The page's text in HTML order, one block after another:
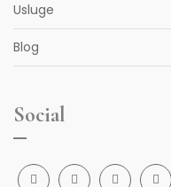
Usluge
Blog
Social